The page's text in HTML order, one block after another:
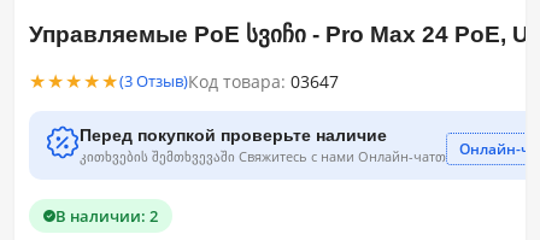
Управляемые PoE სვიჩი - Pro Max 24 PoE,
★★★★★(3 Отзыв)Код товара: 03647
Перед покупкой проверьте наличие
კითხვების შემთხვევაში Свяжитесь с нами Онлайн-чатთ Онлайн-
В наличии: 2